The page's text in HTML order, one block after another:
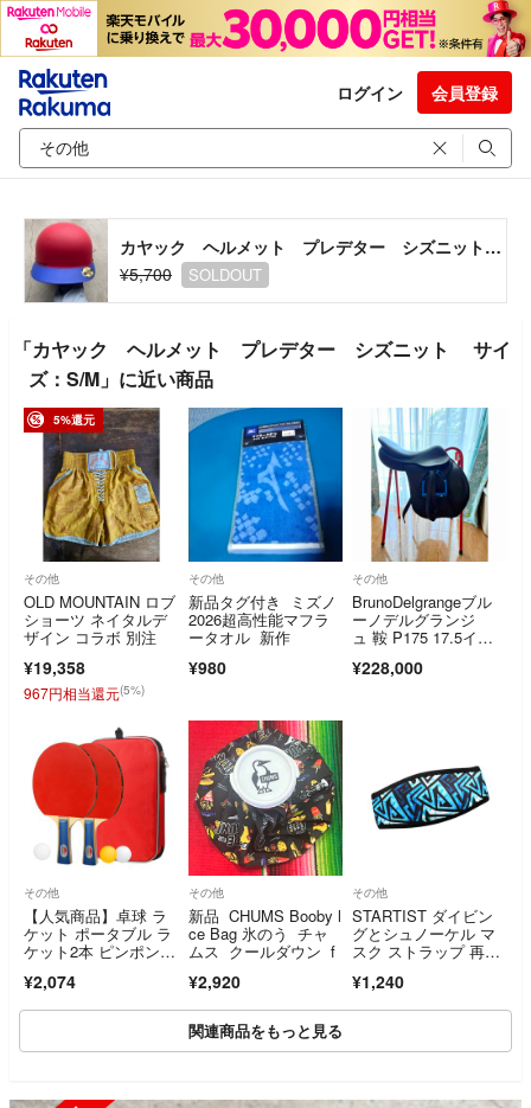
ログイン 会員登録
カヤック ヘルメット プレデター シズニット サイズ：S/M
¥5,700
SOLDOUT
「カヤック ヘルメット プレデター シズニット サイ
ズ：S/M」に近い商品
5%還元
その他
OLD MOUNTAIN ロブ
ショーツ ネイタルデ
ザイン コラボ 別注
¥19,358
967円相当還元(5%)
その他
新品タグ付き ミズノ
2026超高性能マフラ
ータオル 新作
¥980
その他
BrunoDelgrangeブル
ーノデルグランジ
ュ 鞍 P175 17.5イン
カバー・鐙・スタンド
¥228,000
その他
【人気商品】卓球 ラ
ケット ポータブル ラ
ケット2本 ピンポン球
¥2,074
その他
新品 CHUMS Booby l
ce Bag 氷のう チャ
ムス クールダウン f
¥2,920
その他
STARTIST ダイビン
グとシュノーケル マ
スク ストラップ 再利
¥1,240
関連商品をもっと見る